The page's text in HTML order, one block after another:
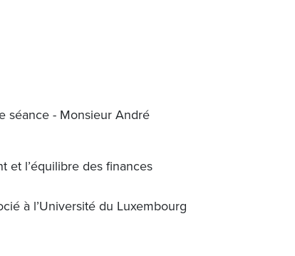
séance - Monsieur André
et l’équilibre des finances
à l’Université du Luxembourg